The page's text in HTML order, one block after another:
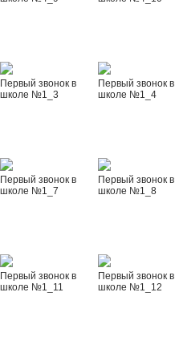
Первый звонок в
школе №1_3
Первый звонок в
школе №1_4
Первый звонок в
школе №1_7
Первый звонок в
школе №1_8
Первый звонок в
школе №1_11
Первый звонок в
школе №1_12